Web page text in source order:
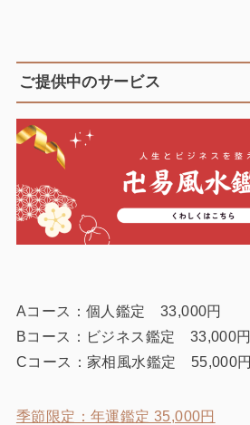
ご提供中のサービス
Aコース：個人鑑定 33,000円
Bコース：ビジネス鑑定 33,000円
Cコース：家相風水鑑定 55,000円
季節限定：年運鑑定 35,000円